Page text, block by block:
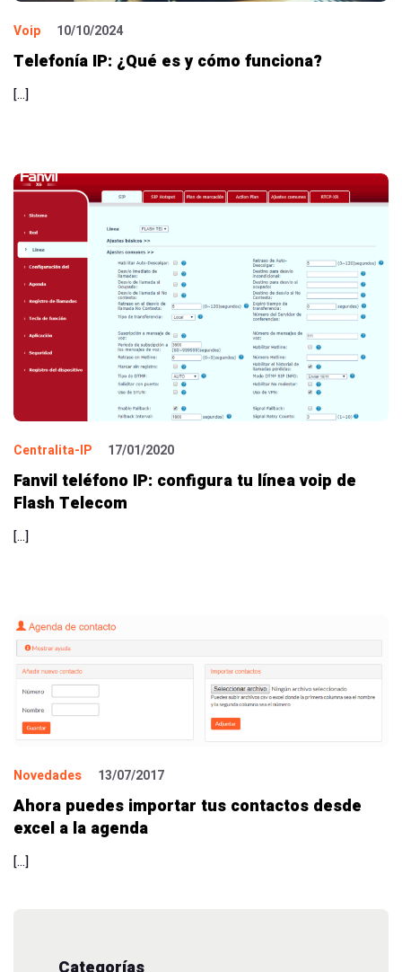
Voip 10/10/2024
Telefonía IP: ¿Qué es y cómo funciona?
[…]
Centralita-IP 17/01/2020
Fanvil teléfono IP: configura tu línea voip de
Flash Telecom
[…]
Novedades 13/07/2017
Ahora puedes importar tus contactos desde
excel a la agenda
[…]